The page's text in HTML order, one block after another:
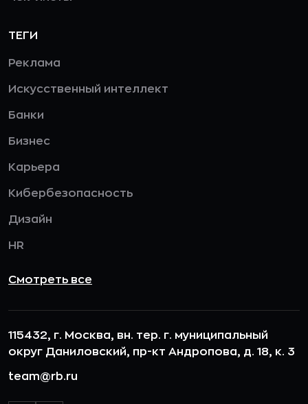
ТЕГИ
Реклама
Искусственный интеллект
Банки
Бизнес
Карьера
Кибербезопасность
Дизайн
HR
Смотреть все
115432, г. Москва, вн. тер. г. муниципальный
округ Даниловский, пр-кт Андропова, д. 18, к. 3
team@rb.ru